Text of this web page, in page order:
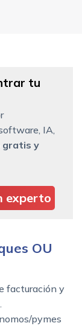
tu
IA,
gratis y
experto
OU
facturación y
py­mes